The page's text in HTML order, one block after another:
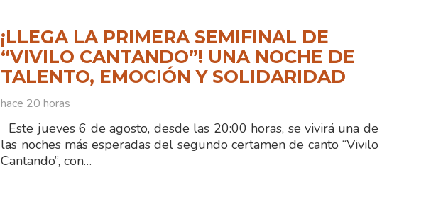
¡LLEGA LA PRIMERA SEMIFINAL DE
“VIVILO CANTANDO”! UNA NOCHE DE
TALENTO, EMOCIÓN Y SOLIDARIDAD
hace 20 horas
Este jueves 6 de agosto, desde las 20:00 horas, se vivirá una de
las noches más esperadas del segundo certamen de canto “Vivilo
Cantando”, con…